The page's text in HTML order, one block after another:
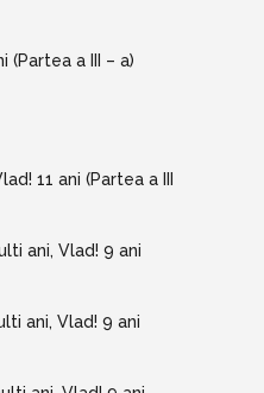
(Partea a III – a)
11 ani (Partea a III
ani, Vlad! 9 ani
ani, Vlad! 9 ani